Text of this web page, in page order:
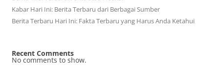
Kabar Hari Ini: Berita Terbaru dari Berbagai Sumber
Berita Terbaru Hari Ini: Fakta Terbaru yang Harus Anda Ketahui
Recent Comments
No comments to show.